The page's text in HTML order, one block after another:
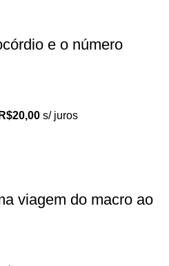
e o número
R$20,00 s/ juros
viagem do macro ao